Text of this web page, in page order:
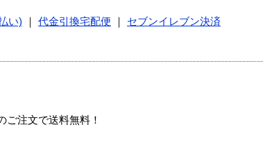
い) 代金引換宅配便
セブンイレブン決済
注文で送料無料！